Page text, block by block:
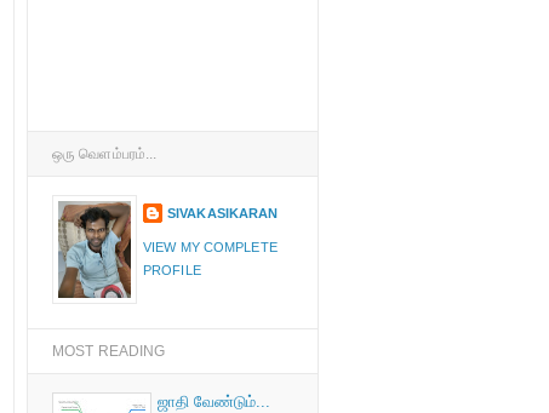
ஒரு வெளம்பரம்...
SIVAKASIKARAN
VIEW MY COMPLETE
PROFILE
MOST READING
ஜாதி வேண்டும்...